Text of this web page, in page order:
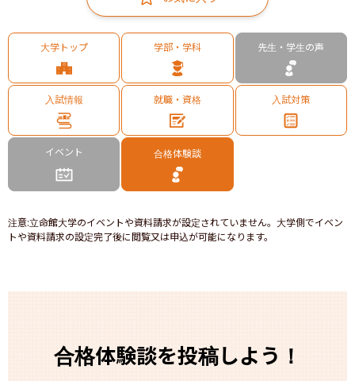
大学トップ 学部・学科 先生・学生の声
入試情報 就職・資格 入試対策
イベント 合格体験談
注意:立命館大学のイベントや資料請求が設定されていません。大学側でイベン
トや資料請求の設定完了後に閲覧又は申込が可能になります。
合格体験談を投稿しよう！